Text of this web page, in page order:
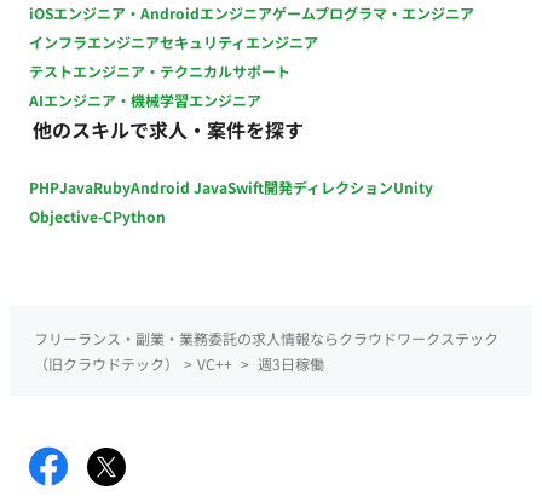
iOSエンジニア・Androidエンジニアゲームプログラマ・エンジニア
インフラエンジニアセキュリティエンジニア
テストエンジニア・テクニカルサポート
AIエンジニア・機械学習エンジニア
他のスキルで求人・案件を探す
PHPJavaRubyAndroid JavaSwift開発ディレクションUnity
Objective-CPython
フリーランス・副業・業務委託の求人情報ならクラウドワークステック
（旧クラウドテック）
> VC++ > 週3日稼働